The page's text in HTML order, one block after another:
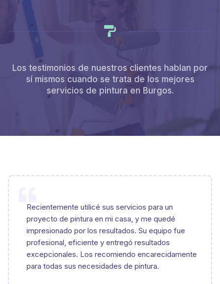
Los testimonios de nuestros clientes hablan por
sí mismos cuando se trata de los mejores
servicios de pintura en Burgos.
Recientemente utilicé sus servicios para un
proyecto de pintura en mi casa, y me quedé
impresionado por los resultados. Su equipo fue
profesional, eficiente y entregó resultados
excepcionales. Los recomiendo encarecidamente
para todas sus necesidades de pintura.